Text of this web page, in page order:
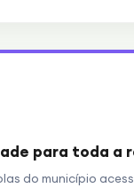
para toda a
do município